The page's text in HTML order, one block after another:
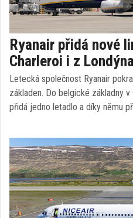
Ryanair přidá nové
Charleroi i z
Letecká společnost Ryanair
základen. Do belgické základny
přidá jedno letadlo a díky němu